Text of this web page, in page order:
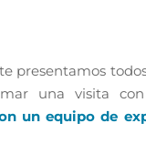
presentamos
una visita
un equipo de